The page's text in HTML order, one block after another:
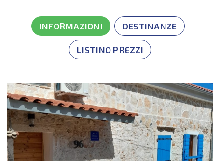
INFORMAZIONI DESTINANZE
LISTINO PREZZI